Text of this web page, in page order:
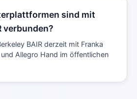
sind mit
verbunden?
BAIR derzeit mit Franka
Allegro Hand im öffentlichen